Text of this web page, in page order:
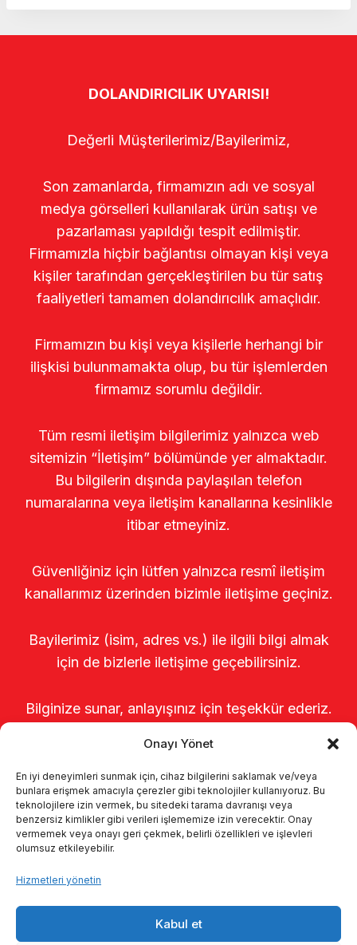
Onayı Yönet
En iyi deneyimleri sunmak için, cihaz bilgilerini saklamak ve/veya
bunlara erişmek amacıyla çerezler gibi teknolojiler kullanıyoruz. Bu
teknolojilere izin vermek, bu sitedeki tarama davranışı veya
benzersiz kimlikler gibi verileri işlememize izin verecektir. Onay
vermemek veya onayı geri çekmek, belirli özellikleri ve işlevleri
olumsuz etkileyebilir.
Hizmetleri yönetin
Kabul et
DOLANDIRICILIK UYARISI!
Değerli Müşterilerimiz/Bayilerimiz,
Son zamanlarda, firmamızın adı ve sosyal
medya görselleri kullanılarak ürün satışı ve
pazarlaması yapıldığı tespit edilmiştir.
Firmamızla hiçbir bağlantısı olmayan kişi veya
kişiler tarafından gerçekleştirilen bu tür satış
faaliyetleri tamamen dolandırıcılık amaçlıdır.
Firmamızın bu kişi veya kişilerle herhangi bir
ilişkisi bulunmamakta olup, bu tür işlemlerden
firmamız sorumlu değildir.
Tüm resmi iletişim bilgilerimiz yalnızca web
sitemizin “İletişim” bölümünde yer almaktadır.
Bu bilgilerin dışında paylaşılan telefon
numaralarına veya iletişim kanallarına kesinlikle
itibar etmeyiniz.
Güvenliğiniz için lütfen yalnızca resmî iletişim
kanallarımız üzerinden bizimle iletişime geçiniz.
Bayilerimiz (isim, adres vs.) ile ilgili bilgi almak
için de bizlerle iletişime geçebilirsiniz.
Bilginize sunar, anlayışınız için teşekkür ederiz.
Kalite politikamız